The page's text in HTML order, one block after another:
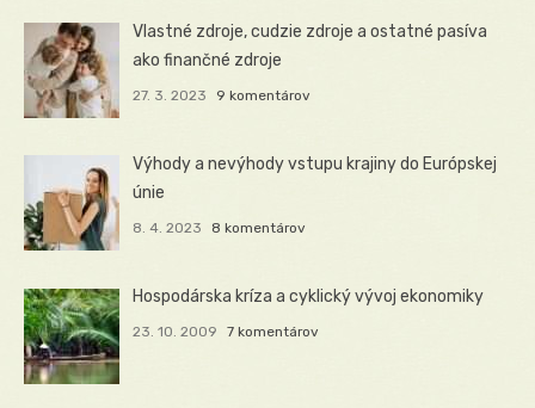
Vlastné zdroje, cudzie zdroje a ostatné pasíva
ako finančné zdroje
27. 3. 2023 9 komentárov
Výhody a nevýhody vstupu krajiny do Európskej
únie
8. 4. 2023 8 komentárov
Hospodárska kríza a cyklický vývoj ekonomiky
23. 10. 2009 7 komentárov